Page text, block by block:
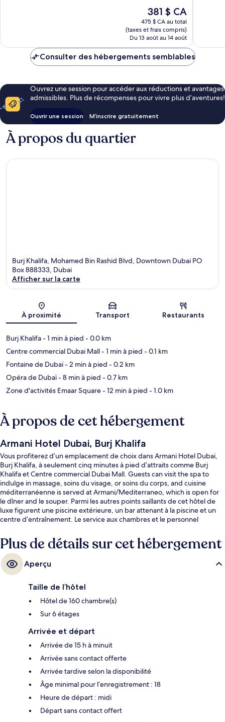
Le
prix
est
de
381 $ CA
381 $ CA
475 $ CA au total
(taxes et frais compris)
Du 13 août au 14 août
Consulter des hébergements semblables
Ouvrez une session pour accéder aux réductions et avantages
admissibles. Plus de récompenses pour vivre plus d’aventures!
Ouvrir une session M’inscrire gratuitement
À propos du quartier
Burj Khalifa, Mohamed Bin Rashid Blvd, Downtown Dubai PO
Box 888333, Dubai
Afficher sur la carte
À proximité Transport Restaurants
Burj Khalifa- 1 min à pied - 0.0 km
Centre commercial Dubai Mall- 1 min à pied - 0.1 km
Fontaine de Dubaï- 2 min à pied - 0.2 km
Opéra de Dubaï- 8 min à pied - 0.7 km
Zone d'activités Emaar Square- 12 min à pied - 1.0 km
À propos de cet hébergement
Armani Hotel Dubai, Burj Khalifa
Vous profiterez d’un emplacement de choix dans Armani Hotel Dubai,
Burj Khalifa, à seulement cinq minutes à pied d’attraits comme Burj
Khalifa et Centre commercial Dubai Mall. Guests can visit the spa to
indulge in massage, soins du visage, or soins du corps, and cuisine
méditerranéenne is served at Armani/Mediterraneo, which is open for
le dîner and le souper. Parmi les autres points saillants de cet hôtel de
luxe figurent une piscine extérieure, un bar attenant à la piscine et un
centre d’entraînement. Le service aux chambres et le personnel
transport en commun se trouve à proximité : Dubai Trolley Station 1
Tram Station est à seulement 13 minutes à pied.
Plus de détails sur cet hébergement
Aperçu
Taille de l’hôtel
Hôtel de 160 chambre(s)
Sur 6 étages
Arrivée et départ
Arrivée de 15 h à minuit
Arrivée sans contact offerte
Arrivée tardive selon la disponibilité
Âge minimal pour l’enregistrement : 18
Heure de départ : midi
Départ sans contact offert